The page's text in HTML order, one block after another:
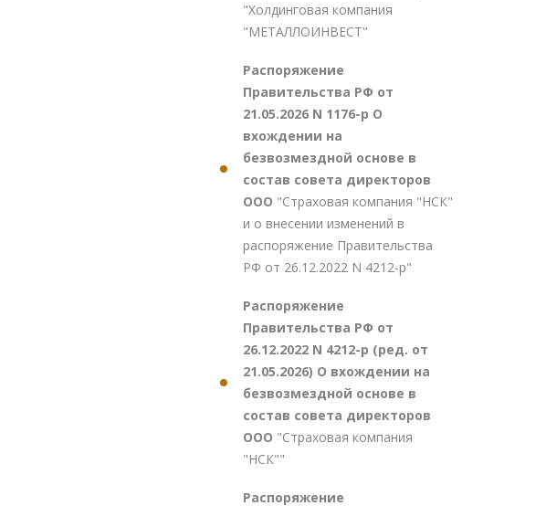
"Холдинговая компания
"МЕТАЛЛОИНВЕСТ"
Распоряжение
Правительства РФ от
21.05.2026 N 1176-р О
вхождении на
безвозмездной основе в
состав совета директоров
ООО "Страховая компания "НСК"
и о внесении изменений в
распоряжение Правительства
РФ от 26.12.2022 N 4212-р"
Распоряжение
Правительства РФ от
26.12.2022 N 4212-р (ред. от
21.05.2026) О вхождении на
безвозмездной основе в
состав совета директоров
ООО "Страховая компания
"НСК""
Распоряжение